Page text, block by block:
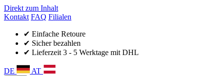
Direkt zum Inhalt
Kontakt FAQ Filialen
✔ Einfache Retoure
✔ Sicher bezahlen
✔ Lieferzeit 3 - 5 Werktage mit DHL
DE AT